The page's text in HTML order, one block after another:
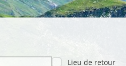
Lieu de retour